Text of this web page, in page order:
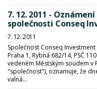
7. 12. 2011 -
společnosti Conseq
7. 12. 2011
Společnost Conseq
Praha 1, Rybná 682/14, PSČ
vedeném Městským soudem v
"společnost"), oznamuje, že
valná...